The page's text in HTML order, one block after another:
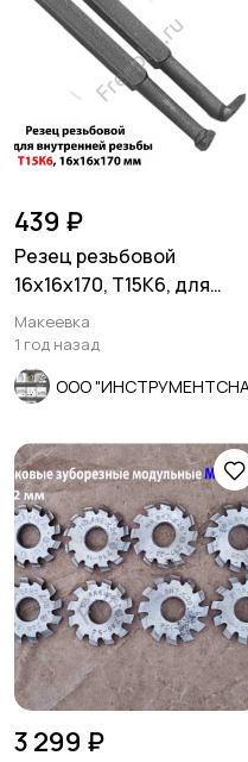
439 ₽
Резец резьбовой
16х16х170, Т15К6, для
внутренней резьбы, 2662-
0005.
Макеевка
1 год назад
3 299 ₽